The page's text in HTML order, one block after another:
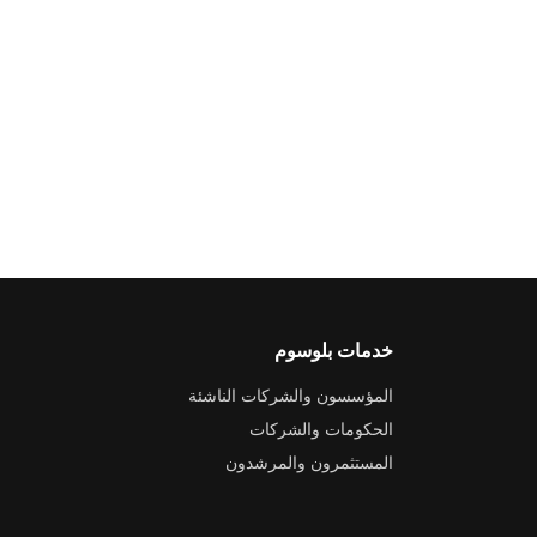
خدمات بلوسوم
المؤسسون والشركات الناشئة
الحكومات والشركات
المستثمرون والمرشدون